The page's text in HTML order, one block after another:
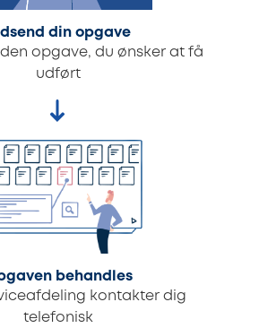
din opgave
opgave, du ønsker at få
udført
behandles
kontakter dig
telefonisk